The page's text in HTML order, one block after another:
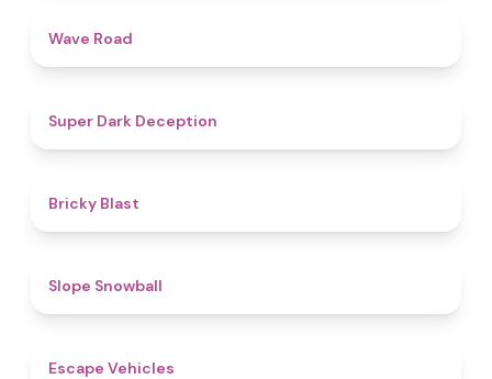
Wave Road
Super Dark Deception
Bricky Blast
Slope Snowball
Escape Vehicles